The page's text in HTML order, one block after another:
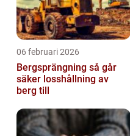
06 februari 2026
Bergsprängning så går
säker losshållning av
berg till